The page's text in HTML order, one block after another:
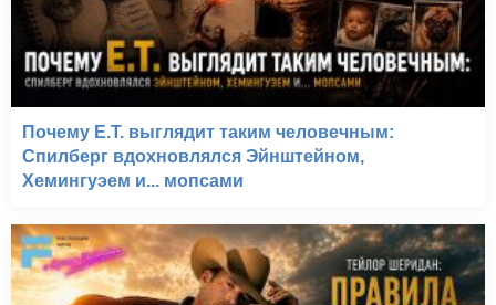
Почему E.T. выглядит таким человечным:
Спилберг вдохновлялся Эйнштейном,
Хемингуэем и... мопсами